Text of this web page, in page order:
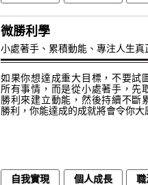
微勝利學
小處著手、累積動能、專注人生真
如果你想達成重大目標，不要試
所有事情，而是從小處著手，先
勝利來建立動能，然後持續不斷
勝利，你能達成的成就將會令你大
自我實現 個人成長 職